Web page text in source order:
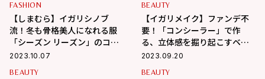
FASHION
【しまむら】イガリシノブ
流！冬も骨格美人になれる服
「シーズン リーズン」のコラ
ボ5アイテム
2023.10.07
BEAUTY
【イガリメイク】ファンデ不
要！「コンシーラー」で作
る、立体感を掘り起こすベー
スメイク
2023.09.20
BEAUTY
BEAUTY